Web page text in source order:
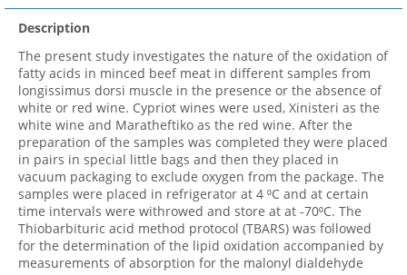
Description
The present study investigates the nature of the oxidation of
fatty acids in minced beef meat in different samples from
longissimus dorsi muscle in the presence or the absence of
white or red wine. Cypriot wines were used, Xinisteri as the
white wine and Maratheftiko as the red wine. After the
preparation of the samples was completed they were placed
in pairs in special little bags and then they placed in
vacuum packaging to exclude oxygen from the package. The
samples were placed in refrigerator at 4 ⁰C and at certain
time intervals were withrowed and store at at -70⁰C. The
Thiobarbituric acid method protocol (TBARS) was followed
for the determination of the lipid oxidation accompanied by
measurements of absorption for the malonyl dialdehyde